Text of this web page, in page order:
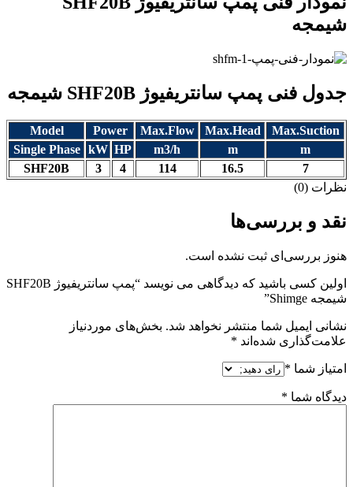
شیمجه
جدول فنی پمپ سانتریفیوژ SHF20B شیمجه
Model Power Max.Flow Max.Head
Max.Suction
Single Phase
kW HP m3/h m
m
SHF20B
3 4 114 16.5
7
نظرات (0)
نقد و بررسی‌ها
هنوز بررسی‌ای ثبت نشده است.
اولین کسی باشید که دیدگاهی می نویسد “پمپ سانتریفیوژ SHF20B
شیمجه Shimge”
نشانی ایمیل شما منتشر نخواهد شد. بخش‌های موردنیاز
علامت‌گذاری شده‌اند *
امتیاز شما *
دیدگاه شما *